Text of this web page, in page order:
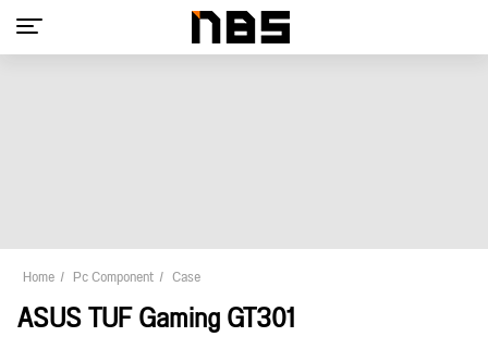
Home Pc Component Case
ASUS TUF Gaming GT301